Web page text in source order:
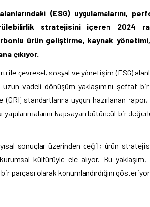
(ESG) uygulamalarını,
stratejisini içeren 2024
ürün geliştirme, kaynak
çıkıyor.
ile çevresel, sosyal ve yönetişim (ESG)
vadeli dönüşüm yaklaşımını şeffaf
standartlarına uygun hazırlanan
kapsayan bütüncül bir
sonuçlar üzerinden değil; ürün
kültürüyle ele alıyor. Bu
parçası olarak konumlandırdığını gösteriyor.